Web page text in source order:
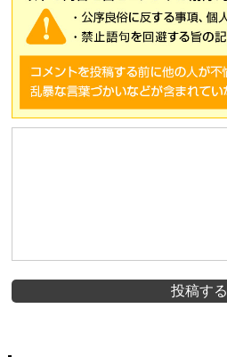
投稿する